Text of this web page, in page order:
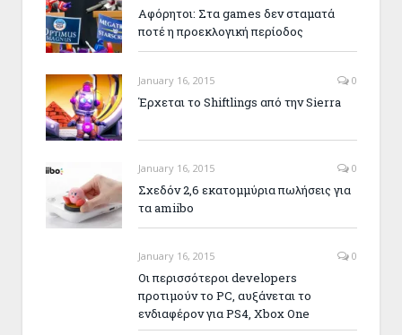
Αφόρητοι: Στα games δεν σταματά
ποτέ η προεκλογική περίοδος
January 16, 2015 0
Έρχεται το Shiftlings από την Sierra
January 16, 2015 0
Σχεδόν 2,6 εκατομμύρια πωλήσεις για
τα amiibo
January 16, 2015 0
Οι περισσότεροι developers
προτιμούν το PC, αυξάνεται το
ενδιαφέρον για PS4, Xbox One